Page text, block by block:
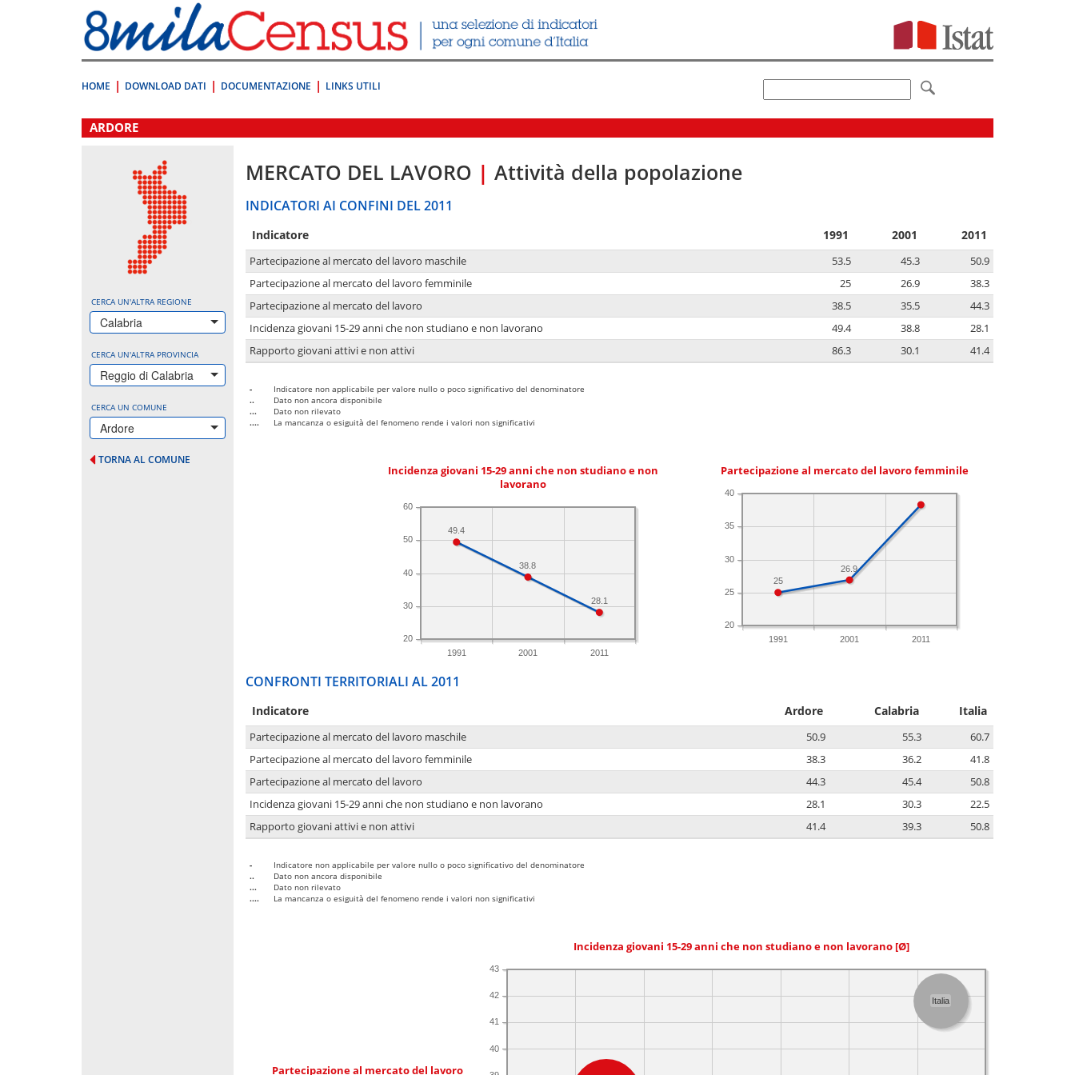
direttamente
a:
Contenuto
HOME DOWNLOAD DATI DOCUMENTAZIONE LINKS UTILI
.
ARDORE
CERCA UN'ALTRA REGIONE
Calabria
CERCA UN'ALTRA PROVINCIA
Reggio di Calabria
CERCA UN COMUNE
Ardore
TORNA AL COMUNE
MERCATO DEL LAVORO | Attività della popolazione
INDICATORI AI CONFINI DEL 2011
Indicatore 1991 2001 2011
Partecipazione al mercato del lavoro maschile 53.5 45.3
50.9
Partecipazione al mercato del lavoro femminile
25 26.9
38.3
Partecipazione al mercato del lavoro
38.5 35.5
44.3
Incidenza giovani 15-29 anni che non studiano e non lavorano
49.4 38.8
28.1
Rapporto giovani attivi e non attivi
86.3 30.1 41.4
-
Indicatore non applicabile per valore nullo o poco significativo del denominatore
..
Dato non ancora disponibile
...
Dato non rilevato
....
La mancanza o esiguità del fenomeno rende i valori non significativi
Incidenza giovani 15-29 anni che non studiano e non
lavorano
1991 2001 2011
20
30
40
50
60
28.1
38.8
49.4
Partecipazione al mercato del lavoro femminile
1991 2001 2011
20
25
30
35
40
26.9
25
CONFRONTI TERRITORIALI AL 2011
Indicatore Ardore Calabria Italia
Partecipazione al mercato del lavoro maschile 50.9 55.3
60.7
Partecipazione al mercato del lavoro femminile
38.3 36.2
41.8
Partecipazione al mercato del lavoro
44.3 45.4
50.8
Incidenza giovani 15-29 anni che non studiano e non lavorano
28.1 30.3
22.5
Rapporto giovani attivi e non attivi
41.4 39.3 50.8
-
Indicatore non applicabile per valore nullo o poco significativo del denominatore
..
Dato non ancora disponibile
...
Dato non rilevato
....
La mancanza o esiguità del fenomeno rende i valori non significativi
Incidenza giovani 15-29 anni che non studiano e non lavorano [Ø]
Partecipazione al mercato del lavoro
40
41
42
43
Italia